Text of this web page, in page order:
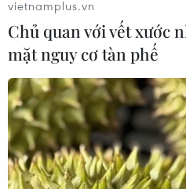
Thị trường chứng khoán:
"vùng trũng" thông tin sau
phục hồi
08/08/2026 08:04
VN-Index tăng hơn 3 điểm
bật nhóm dầu khí
07/08/2026 09:36
vietnamplus.vn
Chủ quan với vết xước
mặt nguy cơ tàn phế